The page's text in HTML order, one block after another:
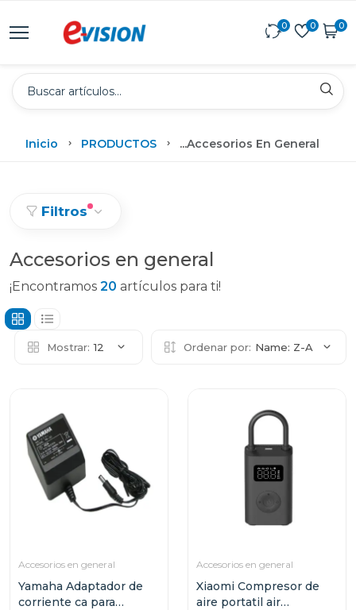
0 0 0
Inicio PRODUCTOS ...Accesorios En General
Filtros
Accesorios en general
¡Encontramos 20 artículos para ti!
Mostrar: 12 Ordenar por: Name: Z-A
Accesorios en general
Yamaha Adaptador de
corriente ca para
Accesorios en general
Xiaomi Compresor de
aire portatil air